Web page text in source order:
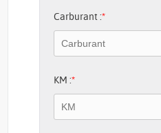
Carburant :*
KM :*